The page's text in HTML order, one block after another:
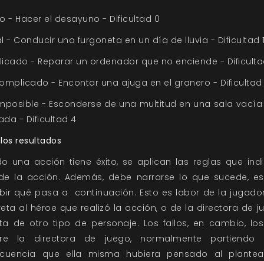
- Hacer el desayuno - Dificultad 0
- Conducir una furgoneta en un día de lluvia - Dificultad
- Reparar un ordenador que no enciende -
- Encontar una ajuga en el granero - Dificultad
- Esconderse de una multitud en una sala
- Dificultad 4
resultados
una acción tiene éxito, se aplican las reglas que
la acción. Además, debe narrarse lo que sucede,
qué pasa a continuación. Esto es labor de la
al héroe que realizó la acción, o de la directora de
de otro tipo de personaje. Los fallos, en cambio,
la directora de juego, normalmente
que ella misma hubiera pensado al